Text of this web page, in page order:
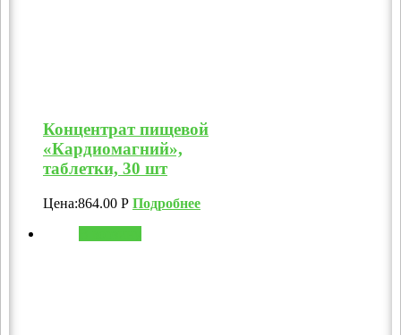
Концентрат пищевой
«Кардиомагний»,
таблетки, 30 шт
Цена:864.00 Р Подробнее